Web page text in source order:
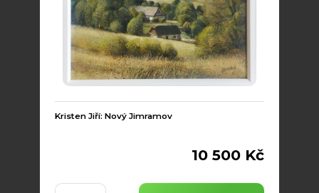
Kristen Jiří: Nový Jimramov
10 500 Kč